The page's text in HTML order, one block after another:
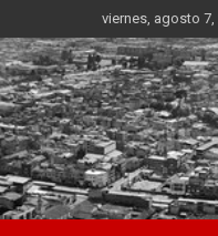
to
content
viernes, agosto 7,